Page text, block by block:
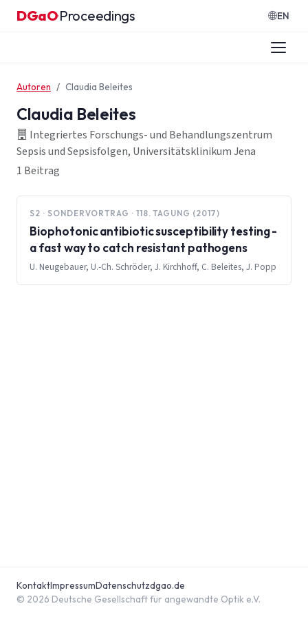
Zum Inhalt springen
DGaO·Proceedings EN
Autoren Claudia Beleites
Claudia Beleites
Integriertes Forschungs- und Behandlungszentrum
Sepsis und Sepsisfolgen, Universitätsklinikum Jena
1 Beitrag
S2 · SONDERVORTRAG · 118. TAGUNG (2017)
Biophotonic antibiotic susceptibility testing -
a fast way to catch resistant pathogens
U. Neugebauer, U.-Ch. Schröder, J. Kirchhoff, C. Beleites, J. Popp
© 2026 Deutsche Gesellschaft für angewandte Optik e.V.
KontaktImpressumDatenschutzdgao.de